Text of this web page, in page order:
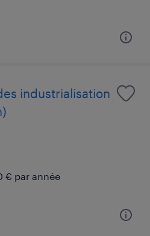
industrialisation
€ par année